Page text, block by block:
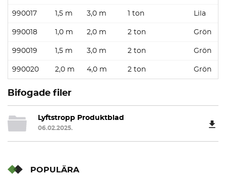
990017 1,5 m 3,0 m 1 ton Lila
990018 1,0 m 2,0 m 2 ton Grön
990019 1,5 m 3,0 m 2 ton Grön
990020 2,0 m 4,0 m 2 ton Grön
Bifogade filer
Lyftstropp Produktblad
06.02.2025.
POPULÄRA